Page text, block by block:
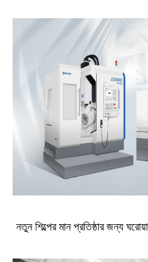
নতুন শিল্পের মান প্রতিষ্ঠার জন্য